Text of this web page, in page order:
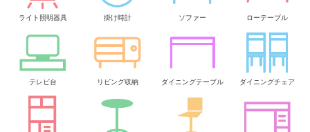
ライト照明器具 掛け時計 ソファー ローテーブル
テレビ台 リビング収納 ダイニングテーブル ダイニングチェア